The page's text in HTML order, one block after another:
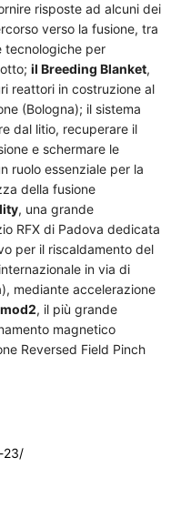
risposte ad alcuni dei
verso la fusione, tra
tecnologiche per
il Breeding Blanket,
reattori in costruzione al
(Bologna); il sistema
dal litio, recuperare il
e schermare le
ruolo essenziale per la
della fusione
, una grande
RFX di Padova dedicata
per il riscaldamento del
in via di
mediante accelerazione
, il più grande
magnetico
Reversed Field Pinch
23/